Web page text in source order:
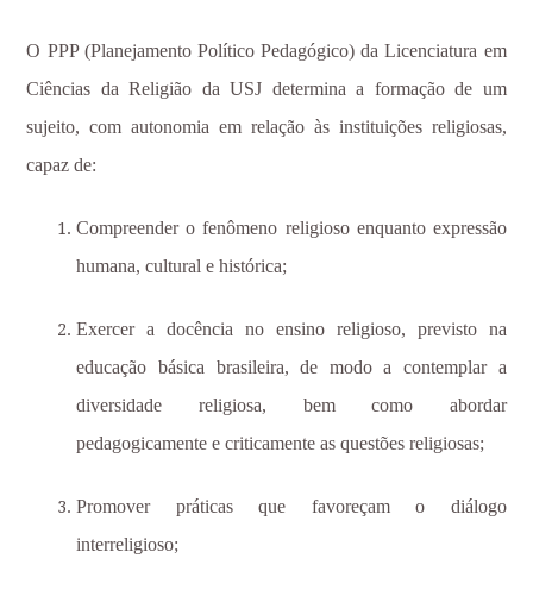
O PPP (Planejamento Político Pedagógico) da Licenciatura em
Ciências da Religião da USJ determinaa formação de um
sujeito, com autonomia em relação às instituições religiosas,
capaz de:
Compreender o fenômeno religioso enquanto expressão
humana, cultural e histórica;
Exercer a docência no ensino religioso, previsto na
educação básica brasileira, de modo a contemplar a
diversidade religiosa, bem como abordar
pedagogicamente e criticamente as questões religiosas;
Promover práticas que favoreçam o diálogo
interreligioso;